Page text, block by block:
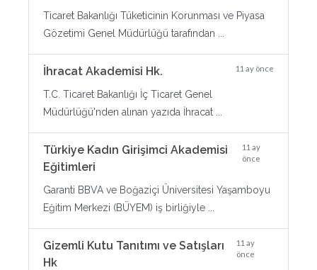
Ticaret Bakanlığı Tüketicinin Korunması ve Piyasa
Gözetimi Genel Müdürlüğü tarafından ...
İhracat Akademisi Hk. 11 ay önce
T.C. Ticaret Bakanlığı İç Ticaret Genel
Müdürlüğü'nden alınan yazıda İhracat ...
Türkiye Kadın Girişimci Akademisi
Eğitimleri
11 ay
önce
Garanti BBVA ve Boğaziçi Üniversitesi Yaşamboyu
Eğitim Merkezi (BÜYEM) iş birliğiyle ...
Gizemli Kutu Tanıtımı ve Satışları
Hk
11 ay
önce